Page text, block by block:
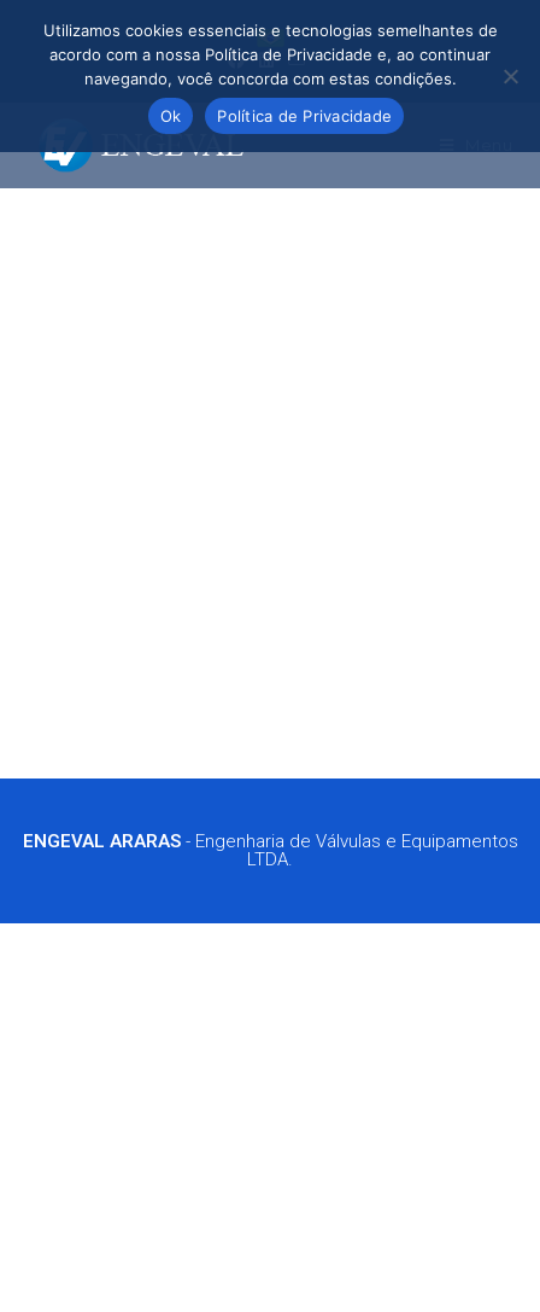
ENGEVAL ARARAS- Engenharia de Válvulas e Equipamentos
LTDA.
Utilizamos cookies essenciais e tecnologias semelhantes de
acordo com a nossa Política de Privacidade e, ao continuar
navegando, você concorda com estas condições.
Ok
Política de Privacidade